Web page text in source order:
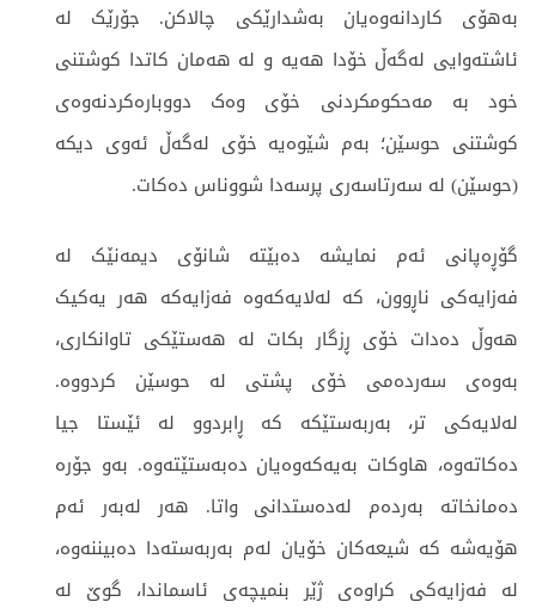
بەهۆی کاردانەوەیان بەشدارێکی چالاکن. جۆرێک لە
ئاشتەوایی لەگەڵ خۆدا هەیە و لە هەمان کاتدا کوشتنی
خود بە مەحکومکردنی خۆی وەک دووبارەکردنەوەی
کوشتنی حوسێن؛ بەم شێوەیە خۆی لەگەڵ ئەوی دیکە
(حوسێن) لە سەرتاسەری پرسەدا شووناس دەکات.
گۆڕەپانی ئەم نمایشە دەبێتە شانۆی دیمەنێک لە
فەزایەکی ناڕوون، کە لەلایەکەوە فەزایەکە هەر یەکیک
هەوڵ دەدات خۆی ڕزگار بکات لە هەستێکی تاوانکاری،
بەوەی سەردەمی خۆی پشتی لە حوسێن کردووە.
لەلایەکی تر، بەربەستێکە کە ڕابردوو لە ئێستا جیا
دەکاتەوە، هاوکات بەیەکەوەیان دەبەستێتەوە. بەو جۆرە
دەمانخاتە بەردەم لەدەستدانی واتا. هەر لەبەر ئەم
هۆیەشە کە شیعەکان خۆیان لەم بەربەستەدا دەبیننەوە،
لە فەزایەکی کراوەی ژێر بنمیچەی ئاسماندا، گوێ لە